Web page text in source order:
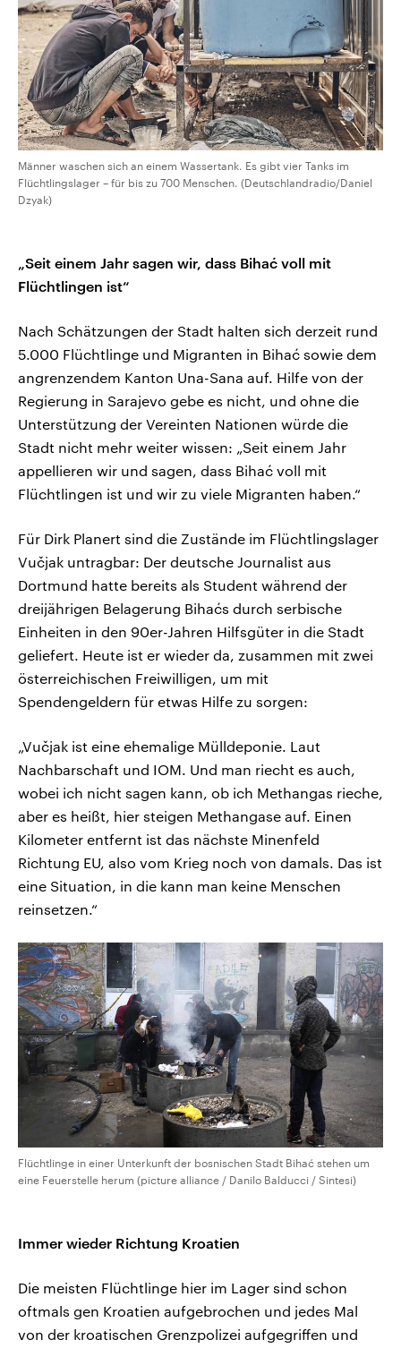
Männer waschen sich an einem Wassertank. Es gibt vier Tanks im
Flüchtlingslager – für bis zu 700 Menschen. (Deutschlandradio/Daniel
Dzyak)
„Seit einem Jahr sagen wir, dass Bihać voll mit
Flüchtlingen ist“
Nach Schätzungen der Stadt halten sich derzeit rund
5.000 Flüchtlinge und Migranten in Bihać sowie dem
angrenzendem Kanton Una-Sana auf. Hilfe von der
Regierung in Sarajevo gebe es nicht, und ohne die
Unterstützung der Vereinten Nationen würde die
Stadt nicht mehr weiter wissen: „Seit einem Jahr
appellieren wir und sagen, dass Bihać voll mit
Flüchtlingen ist und wir zu viele Migranten haben.“
Für Dirk Planert sind die Zustände im Flüchtlingslager
Vučjak untragbar: Der deutsche Journalist aus
Dortmund hatte bereits als Student während der
dreijährigen Belagerung Bihaćs durch serbische
Einheiten in den 90er-Jahren Hilfsgüter in die Stadt
geliefert. Heute ist er wieder da, zusammen mit zwei
österreichischen Freiwilligen, um mit
Spendengeldern für etwas Hilfe zu sorgen:
„Vučjak ist eine ehemalige Mülldeponie. Laut
Nachbarschaft und IOM. Und man riecht es auch,
wobei ich nicht sagen kann, ob ich Methangas rieche,
aber es heißt, hier steigen Methangase auf. Einen
Kilometer entfernt ist das nächste Minenfeld
Richtung EU, also vom Krieg noch von damals. Das ist
eine Situation, in die kann man keine Menschen
reinsetzen.“
Flüchtlinge in einer Unterkunft der bosnischen Stadt Bihać stehen um
eine Feuerstelle herum (picture alliance / Danilo Balducci / Sintesi)
Immer wieder Richtung Kroatien
Die meisten Flüchtlinge hier im Lager sind schon
oftmals gen Kroatien aufgebrochen und jedes Mal
von der kroatischen Grenzpolizei aufgegriffen und